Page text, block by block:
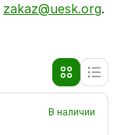
zakaz@uesk.org.
В наличии